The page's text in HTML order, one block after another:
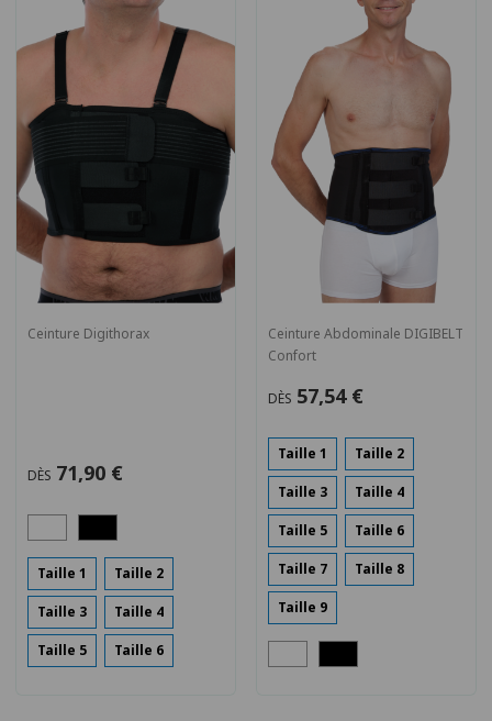
Ceinture Digithorax
DÈS 71,90 €
Taille 1 Taille 2
Taille 3 Taille 4
Taille 5 Taille 6
Ceinture Abdominale DIGIBELT
Confort
DÈS 57,54 €
Taille 1 Taille 2
Taille 3 Taille 4
Taille 5 Taille 6
Taille 7 Taille 8
Taille 9